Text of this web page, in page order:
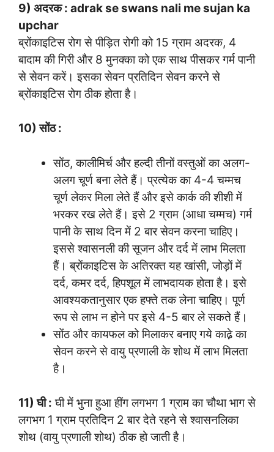
9) अदरक : adrak se swans nali me sujan ka
upchar
ब्रोंकाइटिस रोग से पीड़ित रोगी को 15 ग्राम अदरक, 4
बादाम की गिरी और 8 मुनक्का को एक साथ पीसकर गर्म पानी
से सेवन करें। इसका सेवन प्रतिदिन सेवन करने से
ब्रोंकाइटिस रोग ठीक होता है।
10) सोंठ :
सोंठ, कालीमिर्च और हल्दी तीनों वस्तुओं का अलग-
अलग चूर्ण बना लेते हैं। प्रत्येक का 4-4 चम्मच
चूर्ण लेकर मिला लेते हैं और इसे कार्क की शीशी में
भरकर रख लेते हैं। इसे 2 ग्राम (आधा चम्मच) गर्म
पानी के साथ दिन में 2 बार सेवन करना चाहिए।
इससे श्वासनली की सूजन और दर्द में लाभ मिलता
हैं। ब्रोंकाइटिस के अतिरक्त यह खांसी, जोड़ों में
दर्द, कमर दर्द, हिपशूल में लाभदायक होता है। इसे
आवश्यकतानुसार एक हफ्ते तक लेना चाहिए। पूर्ण
रूप से लाभ न होने पर इसे 4-5 बार ले सकते हैं।
सोंठ और कायफल को मिलाकर बनाए गये काढे़ का
सेवन करने से वायु प्रणाली के शोथ में लाभ मिलता
है।
11) घी : घी में भुना हुआ हींग लगभग 1 ग्राम का चौथा भाग से
लगभग 1 ग्राम प्रतिदिन 2 बार देते रहने से श्वासनलिका
शोथ (वायु प्रणाली शोथ) ठीक हो जाती है।